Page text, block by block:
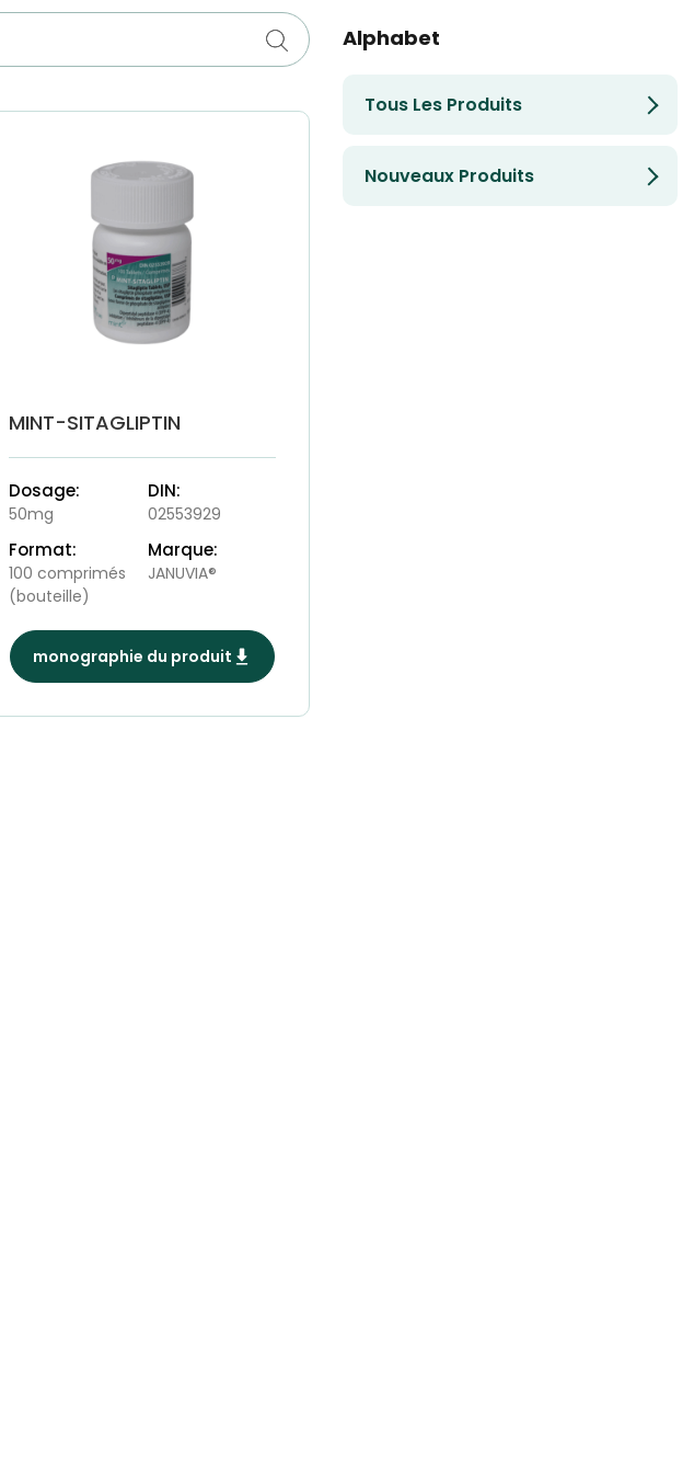
MINT-SITAGLIPTIN
Dosage:
50mg
DIN:
02553929
Format:
100 comprimés
(bouteille)
Marque:
JANUVIA®
monographie du produit
Alphabet
Tous Les Produits
Nouveaux Produits